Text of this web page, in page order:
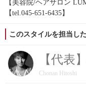
【美容院/ヘアサロン
【tel.045-651-6435】
このスタイルを担当し
【代表
Chonan Hitoshi